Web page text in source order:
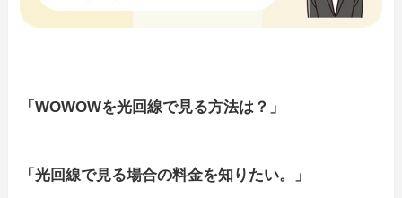
「WOWOWを光回線で見る方法は？」
「光回線で見る場合の料金を知りたい。」